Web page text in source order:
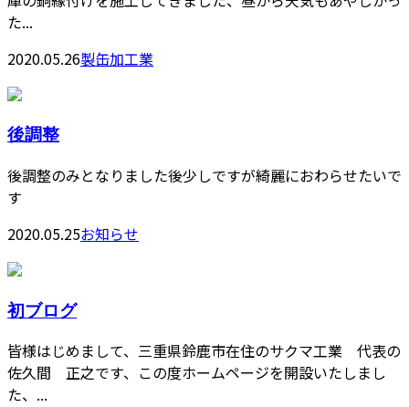
た...
2020.05.26製缶加工業
後調整
後調整のみとなりました後少しですが綺麗におわらせたいで
す
2020.05.25お知らせ
初ブログ
皆様はじめまして、三重県鈴鹿市在住のサクマ工業 代表の
佐久間 正之です、この度ホームページを開設いたしまし
た、...